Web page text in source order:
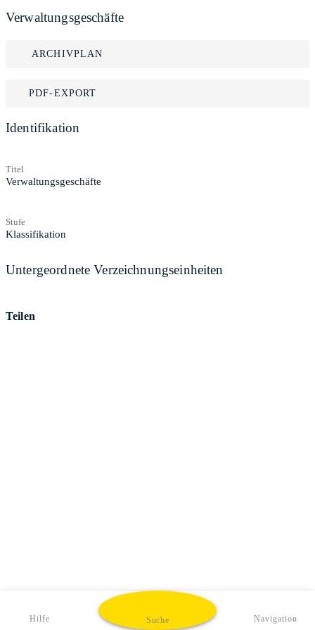
Verwaltungsgeschäfte
ARCHIVPLAN
PDF-EXPORT
Identifikation
Titel
Verwaltungsgeschäfte
Stufe
Klassifikation
Untergeordnete Verzeichnungseinheiten
Teilen
Hilfe Suche Navigation